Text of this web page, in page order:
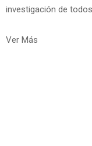
investigación de
Ver Más